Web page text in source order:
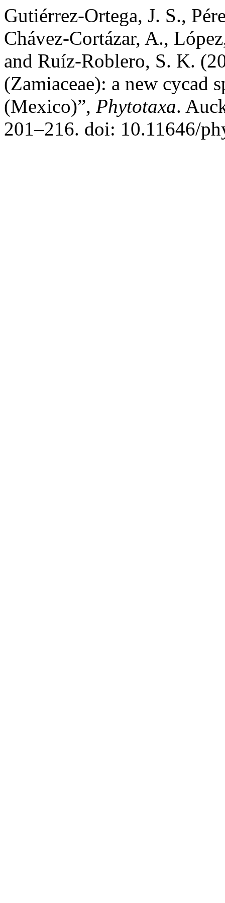
Gutiérrez-Ortega, J. S.,
Chávez-Cortázar, A.,
and Ruíz-Roblero, S. K.
(Zamiaceae): a new cycad
(Mexico)”, Phytotaxa.
201–216. doi: 10.11646/